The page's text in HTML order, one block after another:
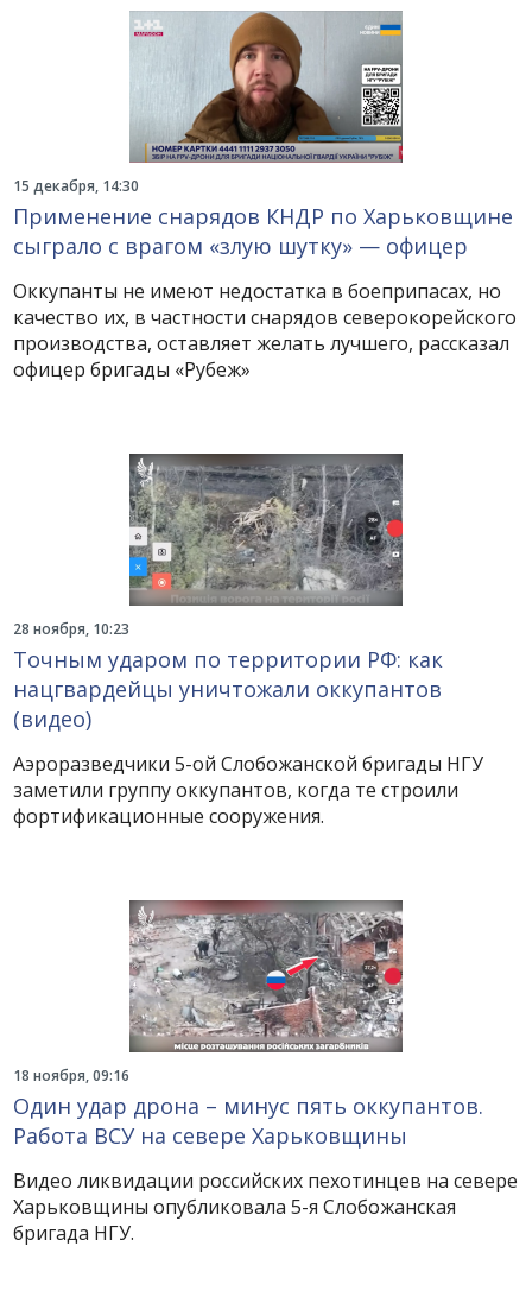
15 декабря, 14:30
Применение снарядов КНДР по Харьковщине
сыграло с врагом «злую шутку» — офицер
Оккупанты не имеют недостатка в боеприпасах, но
качество их, в частности снарядов северокорейского
производства, оставляет желать лучшего, рассказал
офицер бригады «Рубеж»
28 ноября, 10:23
Точным ударом по территории РФ: как
нацгвардейцы уничтожали оккупантов
(видео)
Аэроразведчики 5-ой Слобожанской бригады НГУ
заметили группу оккупантов, когда те строили
фортификационные сооружения.
18 ноября, 09:16
Один удар дрона – минус пять оккупантов.
Работа ВСУ на севере Харьковщины
Видео ликвидации российских пехотинцев на севере
Харьковщины опубликовала 5-я Слобожанская
бригада НГУ.